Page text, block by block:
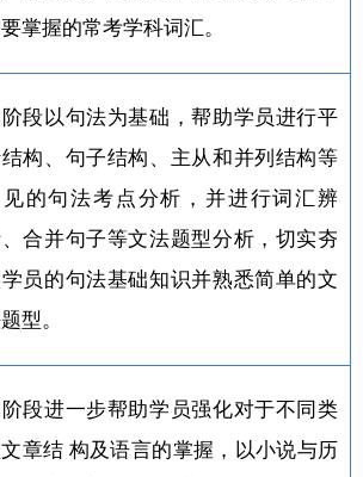
掌握的常考学科词汇。
段以句法为基础，帮助学员进行平
构、句子结构、主从和并列结构等
的句法考点分析，并进行词汇辨
合并句子等文法题型分析，切实夯
员的句法基础知识并熟悉简单的文
型。
段进一步帮助学员强化对于不同类
章结 构及语言的掌握，以小说与历